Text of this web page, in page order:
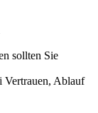
sollten Sie
Vertrauen, Ablauf